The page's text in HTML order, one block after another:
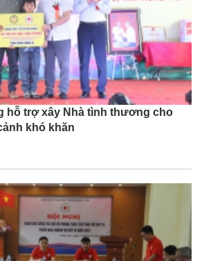
hỗ trợ xây Nhà tình thương cho
khó khăn